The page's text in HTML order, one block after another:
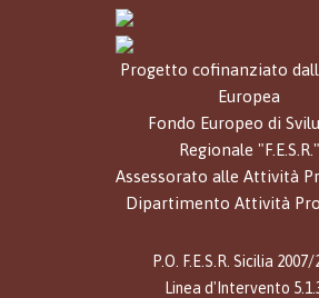
Progetto cofinanziato
Europea
Fondo Europeo di
Regionale "F.E.S.R."
Assessorato alle Attività
Dipartimento Attività
P.O. F.E.S.R. Sicilia 2007/
Linea d'Intervento